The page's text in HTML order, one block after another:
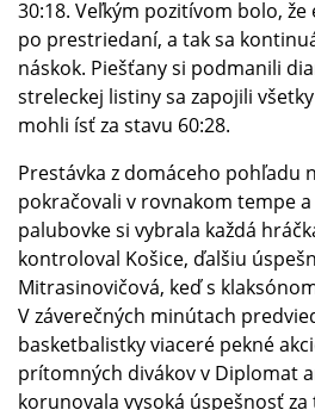
30:18. Veľkým pozitívom bolo,
po prestriedaní, a tak sa
náskok. Piešťany si podmanili
streleckej listiny sa zapojili
mohli ísť za stavu 60:28.
Prestávka z domáceho pohľadu
pokračovali v rovnakom tempe
palubovke si vybrala každá
kontroloval Košice, ďalšiu
Mitrasinovičová, keď s
V záverečných minútach
basketbalistky viaceré pekné
prítomných divákov v Diplomat
korunovala vysoká úspešnosť